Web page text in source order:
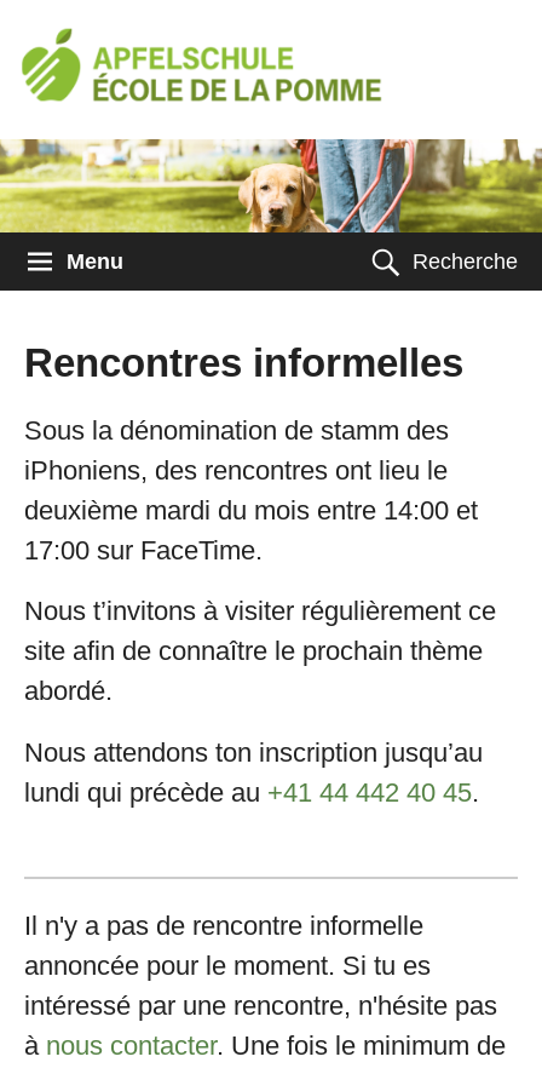
Menu Recherche
Rencontres informelles
Sous la dénomination de stamm des
iPhoniens, des rencontres ont lieu le
deuxième mardi du mois entre 14:00 et
17:00 sur FaceTime.
Nous t’invitons à visiter régulièrement ce
site afin de connaître le prochain thème
abordé.
Nous attendons ton inscription jusqu’au
lundi qui précède au +41 44 442 40 45.
Il n'y a pas de rencontre informelle
annoncée pour le moment. Si tu es
intéressé par une rencontre, n'hésite pas
à nous contacter. Une fois le minimum de